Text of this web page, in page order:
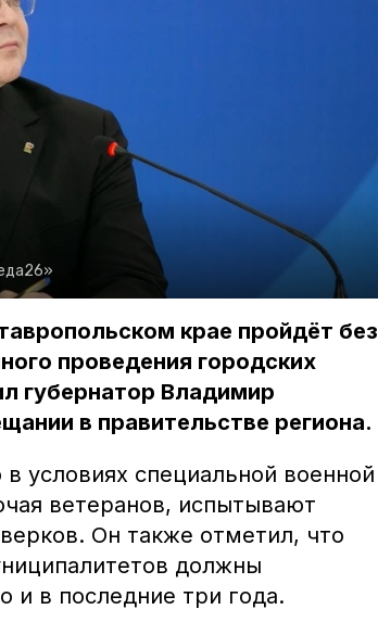
крае пройдёт без
проведения городских
губернатор Владимир
в правительстве региона.
условиях специальной военной
ветеранов, испытывают
Он также отметил, что
должны
и в последние три года.